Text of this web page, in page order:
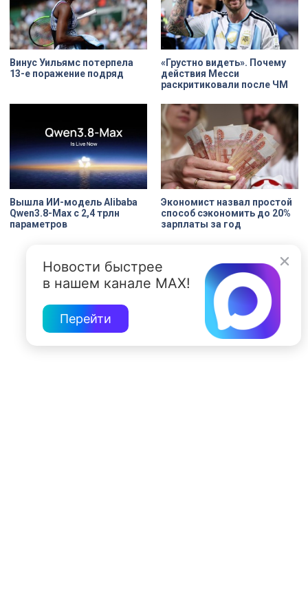
Жемчужина, объекта культурного
наследия — исторические часы.
Их элементы утрачены на 90%.
Винус Уильямс потерпела
13-е поражение подряд
«Грустно видеть». Почему
действия Месси
раскритиковали после ЧМ
Вышла ИИ-модель Alibaba
Qwen3.8-Max с 2,4 трлн
параметров
Экономист назвал простой
способ сэкономить до 20%
зарплаты за год
Новости быстрее
в нашем канале MAX!
Перейти